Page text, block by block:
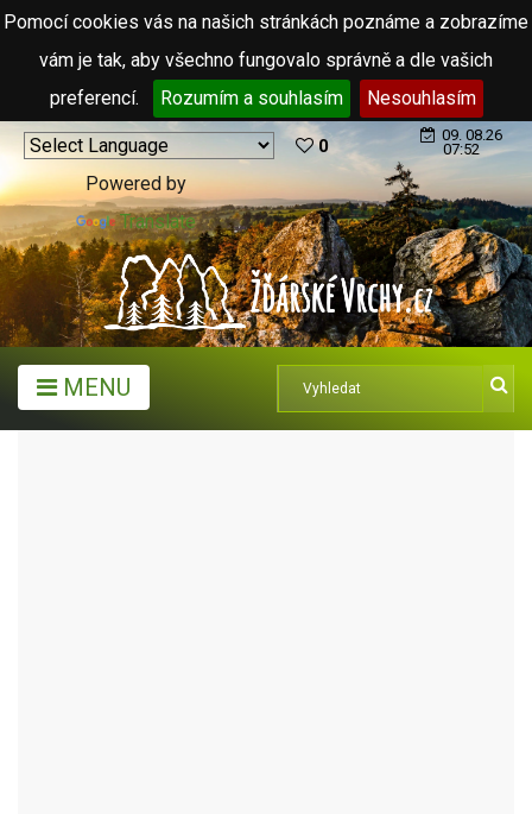
Pomocí cookies vás na našich stránkách poznáme a zobrazíme
vám je tak, aby všechno fungovalo správně a dle vašich
preferencí.
Rozumím a souhlasím Nesouhlasím
Powered by
Translate
0
09. 08.26
07:52
MENU